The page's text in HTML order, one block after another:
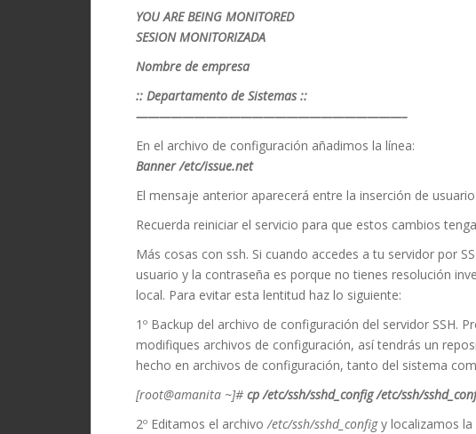
YOU ARE BEING MONITORED
SESION MONITORIZADA
Nombre de empresa
:: Departamento de Sistemas ::
———————————————————————–
En el archivo de configuración añadimos la línea:
Banner /etc/issue.net
El mensaje anterior aparecerá entre la inserción de
Recuerda reiniciar el servicio para que estos cambios
Más cosas con ssh. Si cuando accedes a tu servidor por
usuario y la contraseña es porque no tienes resolución
local. Para evitar esta lentitud haz lo siguiente:
1º Backup del archivo de configuración del servidor SSH.
modifiques archivos de configuración, así tendrás un
hecho en archivos de configuración, tanto del sistema
[root@amanita ~]# cp /etc/ssh/sshd_config /etc/ssh/
2º Editamos el archivo/etc/ssh/sshd_configy localizamos la